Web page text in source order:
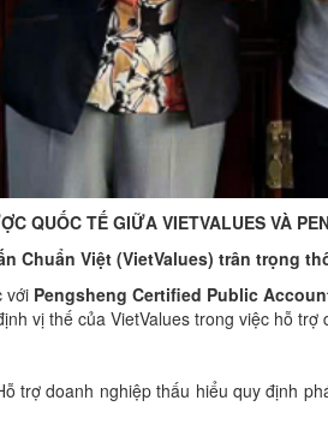
QUỐC TẾ GIỮA VIETVALUES VÀ
Chuẩn Việt (VietValues) trân trọng
với Pengsheng Certified Public
vị thế của VietValues trong việc hỗ
trợ doanh nghiệp thấu hiểu quy định